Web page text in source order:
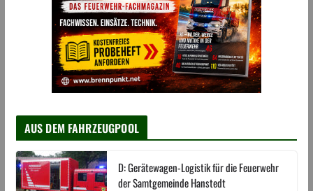
AUS DEM FAHRZEUGPOOL
D: Gerätewagen-Logistik für die Feuerwehr
der Samtgemeinde Hanstedt